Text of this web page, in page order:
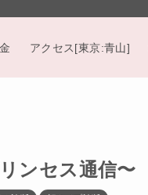
アクセス[東京:青山]
ンセス通信〜